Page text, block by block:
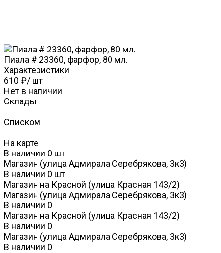
Пиала # 23360, фарфор, 80 мл.
Характеристики
610 ₽/ шт
Нет в наличии
Склады
Списком
На карте
В наличии 0 шт
Магазин (улица Адмирала Серебрякова, 3к3)
В наличии 0 шт
Магазин на Красной (улица Красная 143/2)
Магазин (улица Адмирала Серебрякова, 3к3)
В наличии 0
Магазин на Красной (улица Красная 143/2)
В наличии 0
Магазин (улица Адмирала Серебрякова, 3к3)
В наличии 0